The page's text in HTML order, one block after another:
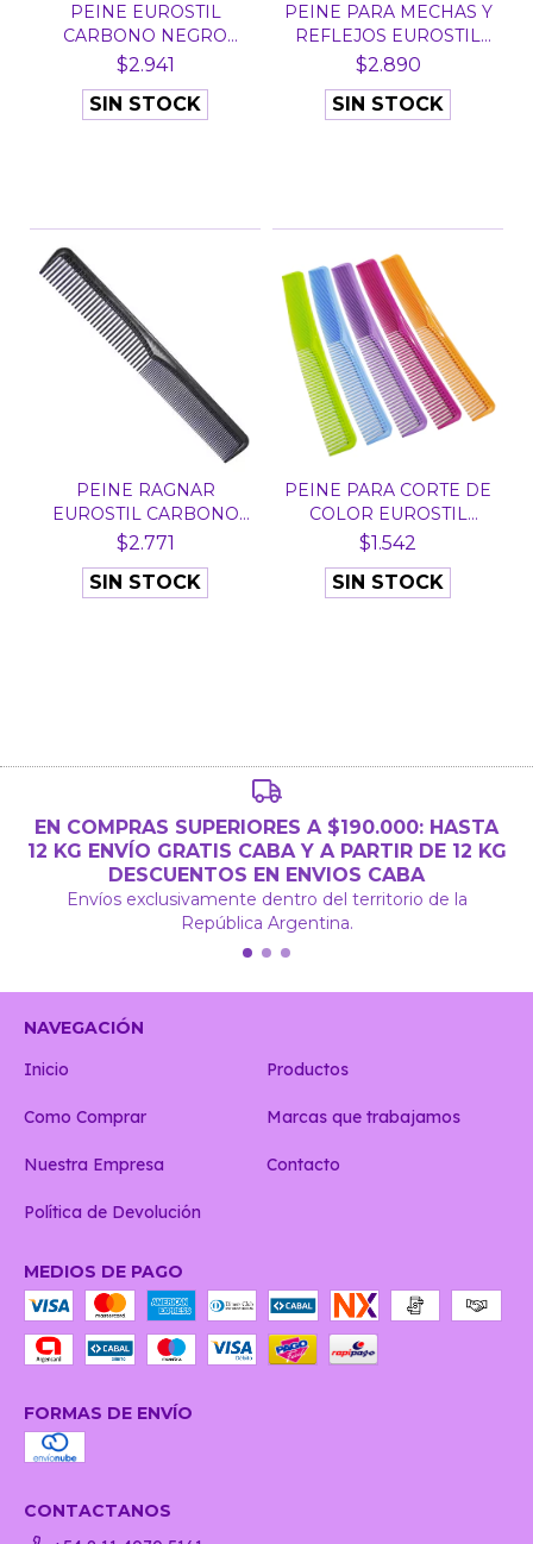
PEINE EUROSTIL
CARBONO NEGRO
RECTO 52210
$2.941
SIN STOCK
PEINE PARA MECHAS Y
REFLEJOS EUROSTIL
50...
$2.890
SIN STOCK
PEINE RAGNAR
EUROSTIL CARBONO
RECTO NEGR...
$2.771
SIN STOCK
PEINE PARA CORTE DE
COLOR EUROSTIL
53845...
$1.542
SIN STOCK
EN COMPRAS SUPERIORES A $190.000: HASTA
12 KG ENVÍO GRATIS CABA Y A PARTIR DE 12 KG
DESCUENTOS EN ENVIOS CABA
Envíos exclusivamente dentro del territorio de la
República Argentina.
NAVEGACIÓN
Inicio
Productos
Como Comprar Marcas que trabajamos
Nuestra Empresa Contacto
Política de Devolución
MEDIOS DE PAGO
FORMAS DE ENVÍO
CONTACTANOS